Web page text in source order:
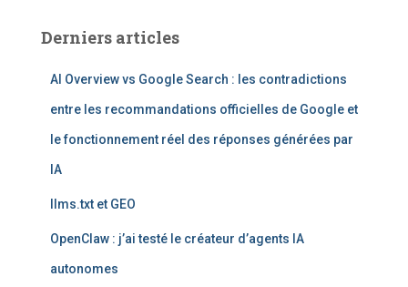
r
Derniers articles
AI Overview vs Google Search : les contradictions
entre les recommandations officielles de Google et
le fonctionnement réel des réponses générées par
IA
llms.txt et GEO
OpenClaw : j’ai testé le créateur d’agents IA
autonomes